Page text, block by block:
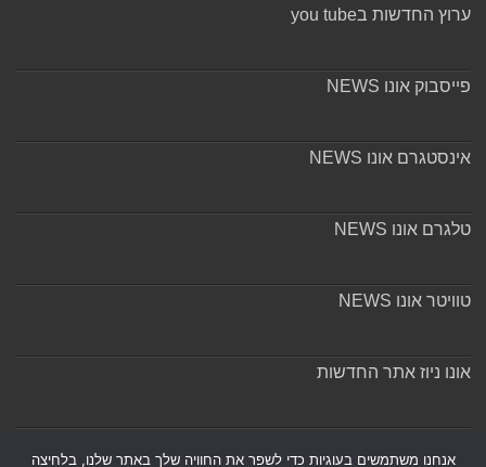
ערוץ החדשות בyou tube
פייסבוק אונו NEWS
אינסטגרם אונו NEWS
טלגרם אונו NEWS
טוויטר אונו NEWS
אונו ניוז אתר החדשות
אנחנו משתמשים בעוגיות כדי לשפר את החוויה שלך באתר שלנו, בלחיצה